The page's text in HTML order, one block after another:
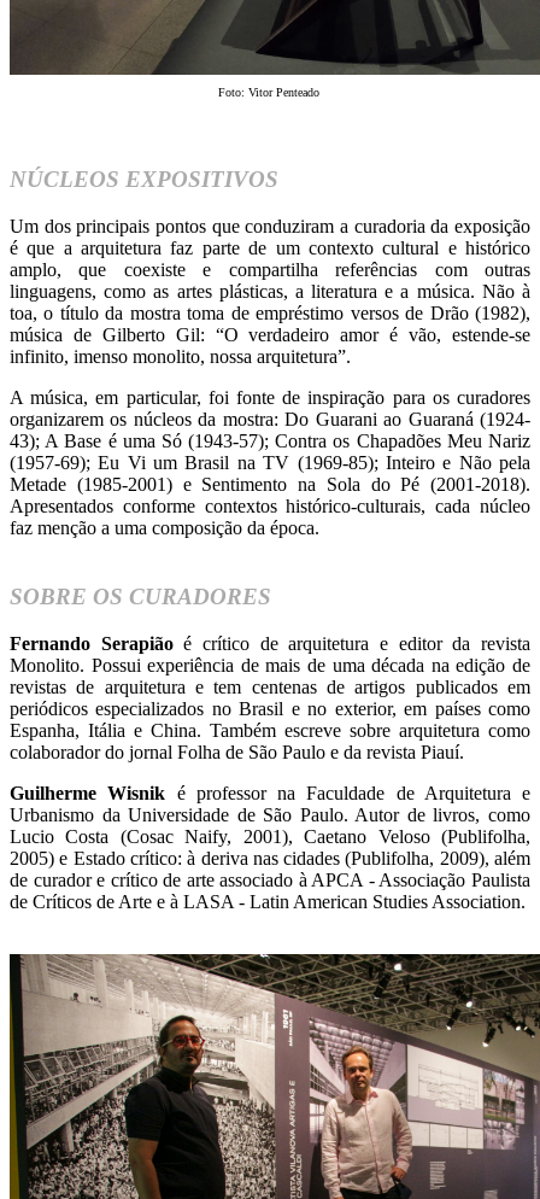
Foto: Vitor Penteado
NÚCLEOS EXPOSITIVOS
Um dos principais pontos que conduziram a curadoria da exposição
é que a arquitetura faz parte de um contexto cultural e histórico
amplo, que coexiste e compartilha referências com outras
linguagens, como as artes plásticas, a literatura e a música. Não à
toa, o título da mostra toma de empréstimo versos de Drão (1982),
música de Gilberto Gil: “O verdadeiro amor é vão, estende-se
infinito, imenso monolito, nossa arquitetura”.
A música, em particular, foi fonte de inspiração para os curadores
organizarem os núcleos da mostra: Do Guarani ao Guaraná (1924-
43); A Base é uma Só (1943-57); Contra os Chapadões Meu Nariz
(1957-69); Eu Vi um Brasil na TV (1969-85); Inteiro e Não pela
Metade (1985-2001) e Sentimento na Sola do Pé (2001-2018).
Apresentados conforme contextos histórico-culturais, cada núcleo
faz menção a uma composição da época.
SOBRE OS CURADORES
Fernando Serapiãoé crítico de arquitetura e editor da revista
Monolito. Possui experiência de mais de uma década na edição de
revistas de arquitetura e tem centenas de artigos publicados em
periódicos especializados no Brasil e no exterior, em países como
Espanha, Itália e China. Também escreve sobre arquitetura como
colaborador do jornal Folha de São Paulo e da revista Piauí.
Guilherme Wisnik é professor na Faculdade de Arquitetura e
Urbanismo da Universidade de São Paulo. Autor de livros, como
Lucio Costa (Cosac Naify, 2001), Caetano Veloso (Publifolha,
2005) e Estado crítico: à deriva nas cidades (Publifolha, 2009), além
de curador e crítico de arte associado à APCA - Associação Paulista
de Críticos de Arte e à LASA - Latin American Studies Association.